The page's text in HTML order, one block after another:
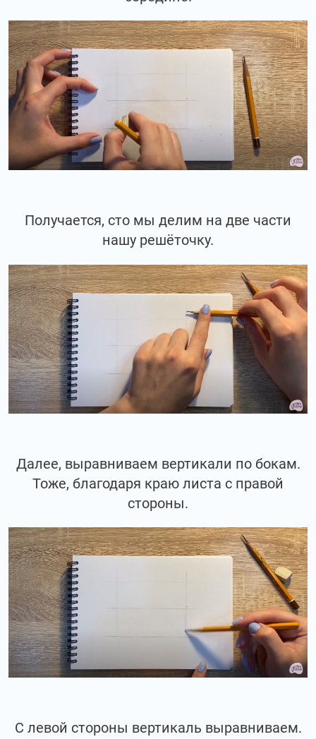
Получается, сто мы делим на две части
нашу решёточку.
Далее, выравниваем вертикали по бокам.
Тоже, благодаря краю листа с правой
стороны.
С левой стороны вертикаль выравниваем.